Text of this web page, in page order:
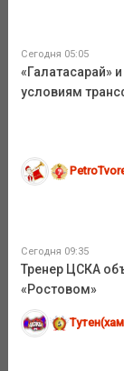
Сегодня 05:05
«Галатасарай»
условиям
Сегодня 09:35
Тренер ЦСКА
«Ростовом»